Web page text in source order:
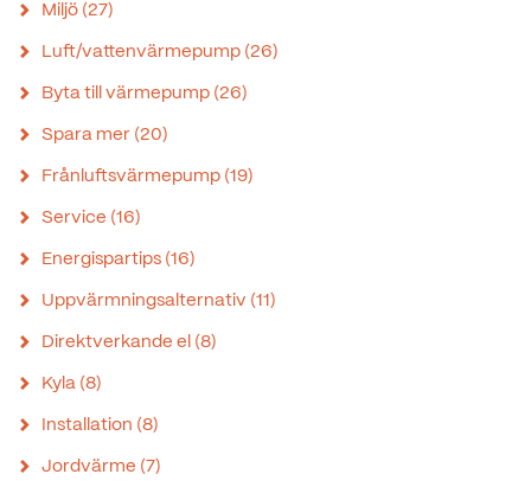
Miljö (27)
Luft/vattenvärmepump (26)
Byta till värmepump (26)
Spara mer (20)
Frånluftsvärmepump (19)
Service (16)
Energispartips (16)
Uppvärmningsalternativ (11)
Direktverkande el (8)
Kyla (8)
Installation (8)
Jordvärme (7)